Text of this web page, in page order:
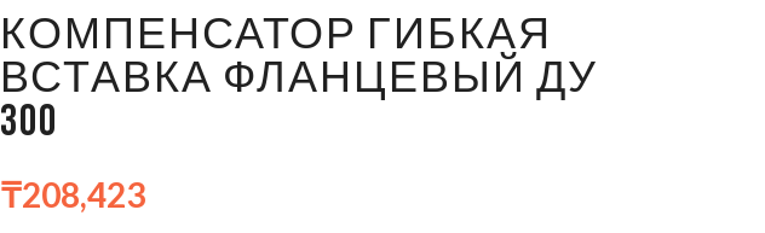
КОМПЕНСАТОР ГИБКАЯ
ВСТАВКА ФЛАНЦЕВЫЙ ДУ
300
₸208,423